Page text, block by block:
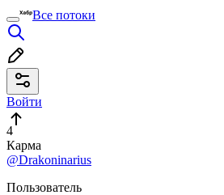
Все потоки
Войти
4
Карма
@Drakoninarius
Пользователь